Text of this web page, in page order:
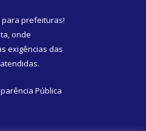
para prefeituras!
onde
exigências das
Pública